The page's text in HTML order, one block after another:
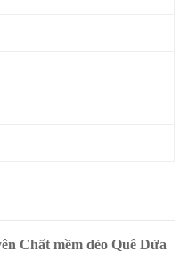
Chất mềm dẻo Quê Dừa